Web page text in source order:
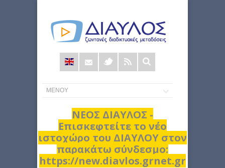
Φόρμα
αναζήτησης
ΝΕΟΣ ΔΙΑΥΛΟΣ -
Επισκεφτείτε το νέο
ιστοχώρο του ΔΙΑΥΛΟΥ στον
παρακάτω σύνδεσμο:
https://new.diavlos.grnet.gr